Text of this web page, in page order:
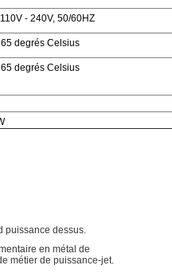
- 240V, 50/60HZ
degrés Celsius
degrés Celsius
puissance dessus.
en métal de
métier de puissance-jet.